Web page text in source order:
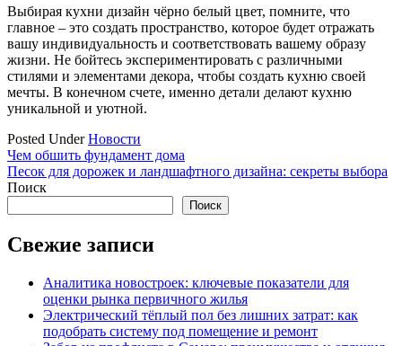
Выбирая кухни дизайн чёрно белый цвет, помните, что
главное – это создать пространство, которое будет отражать
вашу индивидуальность и соответствовать вашему образу
жизни. Не бойтесь экспериментировать с различными
стилями и элементами декора, чтобы создать кухню своей
мечты. В конечном счете, именно детали делают кухню
уникальной и уютной.
Posted UnderНовости
Навигация
по
Чем обшить фундамент дома
Песок для дорожек и ландшафтного дизайна: секреты выбора
Поиск
Поиск
Свежие записи
Аналитика новостроек: ключевые показатели для
оценки рынка первичного жилья
Электрический тёплый пол без лишних затрат: как
подобрать систему под помещение и ремонт